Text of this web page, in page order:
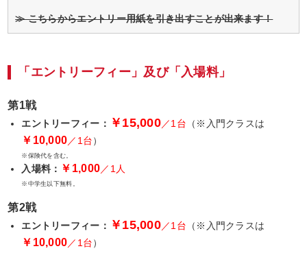
≫ こちらからエントリー用紙を引き出すことが出来ます！
「エントリーフィー」及び「入場料」
第1戦
エントリーフィー： ￥15,000／1台 （※入門クラスは
￥10,000／1台）
※保険代を含む。
入場料： ￥1,000／1人
※中学生以下無料。
第2戦
エントリーフィー： ￥15,000／1台 （※入門クラスは
￥10,000／1台）